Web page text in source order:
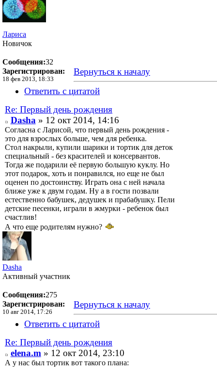
Лариса
Новичок
Сообщения:32
Зарегистрирован:
18 фев 2013, 18:33
Вернуться к началу
Ответить с цитатой
Re: Первый день рождения
Dasha» 12 окт 2014, 14:16
Согласна с Ларисой, что первый день рождения -
это для взрослых больше, чем для ребенка.
Стол накрыли, купили шарики и тортик для деток
специальный - без красителей и консервантов.
Тогда же подарили её первую большую куклу. Но
этот подарок, хоть и понравился, но еще не был
оценен по достоинству. Играть она с ней начала
ближе уже к двум годам. Ну а в гости позвали
естественно бабушек, дедушек и прабабушку. Пели
детские песенки, играли в жмурки - ребенок был
счастлив!
А что еще родителям нужно?
Dasha
Активный участник
Сообщения:275
Зарегистрирован:
10 авг 2014, 17:26
Вернуться к началу
Ответить с цитатой
Re: Первый день рождения
elena.m » 12 окт 2014, 23:10
А у нас был тортик вот такого плана: